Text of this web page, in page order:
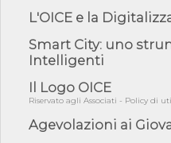
impugnar...
04/08/26 - Rapporto Anac
penali per ...
acquiescenza r...
04/08/26 - DL Infrastrutture
L'OICE e la
Smart City: uno
Intelligenti
Il Logo OICE
Riservato agli Associati - Policy di
Agevolazioni ai